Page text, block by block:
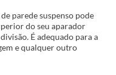
parede suspenso pode
do seu aparador
É adequado para a
e qualquer outro